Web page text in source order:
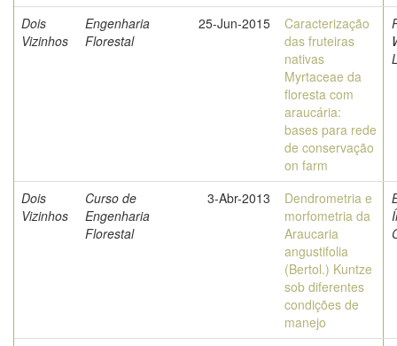
Dois
Vizinhos
Engenharia
Florestal
25-Jun-2015
Caracterização
das fruteiras
nativas
Myrtaceae da
floresta com
araucária:
bases para rede
de conservação
on farm
Dois
Vizinhos
Curso de
Engenharia
Florestal
3-Abr-2013
Dendrometria e
morfometria da
Araucaria
angustifolia
(Bertol.) Kuntze
sob diferentes
condições de
manejo